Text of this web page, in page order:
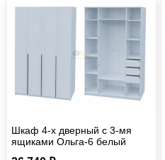
Косметологическое
Шкаф 4-х дверный с 3-мя
ящиками Ольга-6 белый